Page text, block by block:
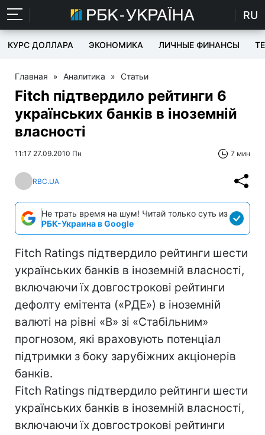
RU
КУРС ДОЛЛАРА ЭКОНОМИКА ЛИЧНЫЕ ФИНАНСЫ
Главная » Аналитика » Статьи
Fitch підтвердило рейтинги 6
українських банків в іноземній
власності
11:17 27.09.2010 Пн 7 мин
RBC.UA
Не трать время на шум! Читай только суть из
РБК-Украина в Google
Fitch Ratings підтвердило рейтинги шести
українських банків в іноземній власності,
включаючи їх довгострокові рейтинги
дефолту емітента («РДЕ») в іноземній
валюті на рівні «B» зі «Стабільним»
прогнозом, які враховують потенціал
підтримки з боку зарубіжних акціонерів
банків.
Fitch Ratings підтвердило рейтинги шести
українських банків в іноземній власності,
включаючи їх довгострокові рейтинги